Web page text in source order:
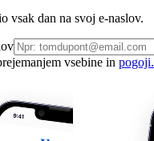
vsak dan na svoj e-naslov.
vsebine in pogoji.